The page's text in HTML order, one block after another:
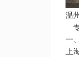
温
一
上